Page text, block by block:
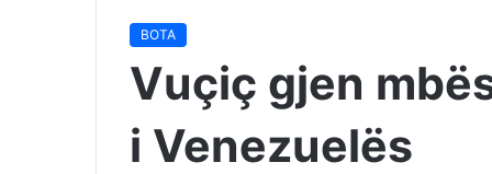
BOTA
Vuçiç gjen
i Venezuelës